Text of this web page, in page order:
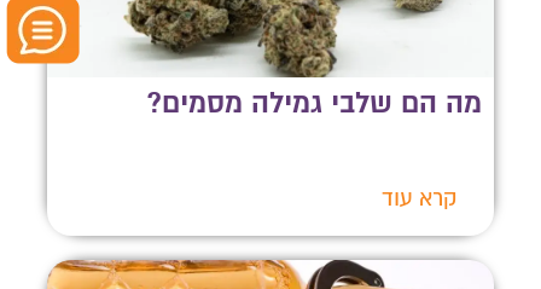
מה הם שלבי גמילה מסמים?
קרא עוד